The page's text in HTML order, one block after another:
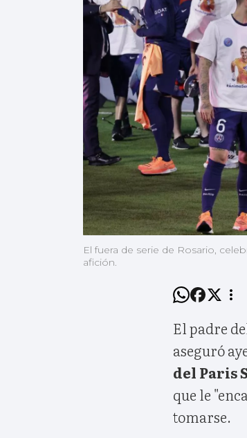
El fuera de serie de Rosario,
afición.
El padre
aseguró
del Paris
que le
tomarse.